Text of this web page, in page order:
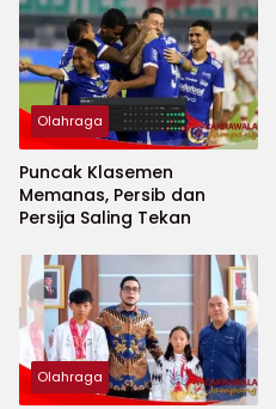
Olahraga
Puncak Klasemen
Memanas, Persib dan
Persija Saling Tekan
Olahraga